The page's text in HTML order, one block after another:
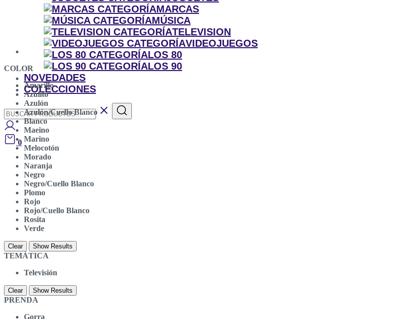
MARCAS
MÚSICA
TELEVISION
VIDEOJUEGOS
LOS 80
LOS 90
NOVEDADES
COLECCIONES
0
COLOR
Amarillo
Azulito
Azulón
Azulón/Cuello Blanco
Blanco
Maeino
Marino
Melocotón
Morado
Naranja
Negro
Negro/Cuello Blanco
Plomo
Rojo
Rojo/Cuello Blanco
Rosita
Verde
Clear Show Results
TEMÁTICA
Televisión
Clear Show Results
PRENDA
Gorra